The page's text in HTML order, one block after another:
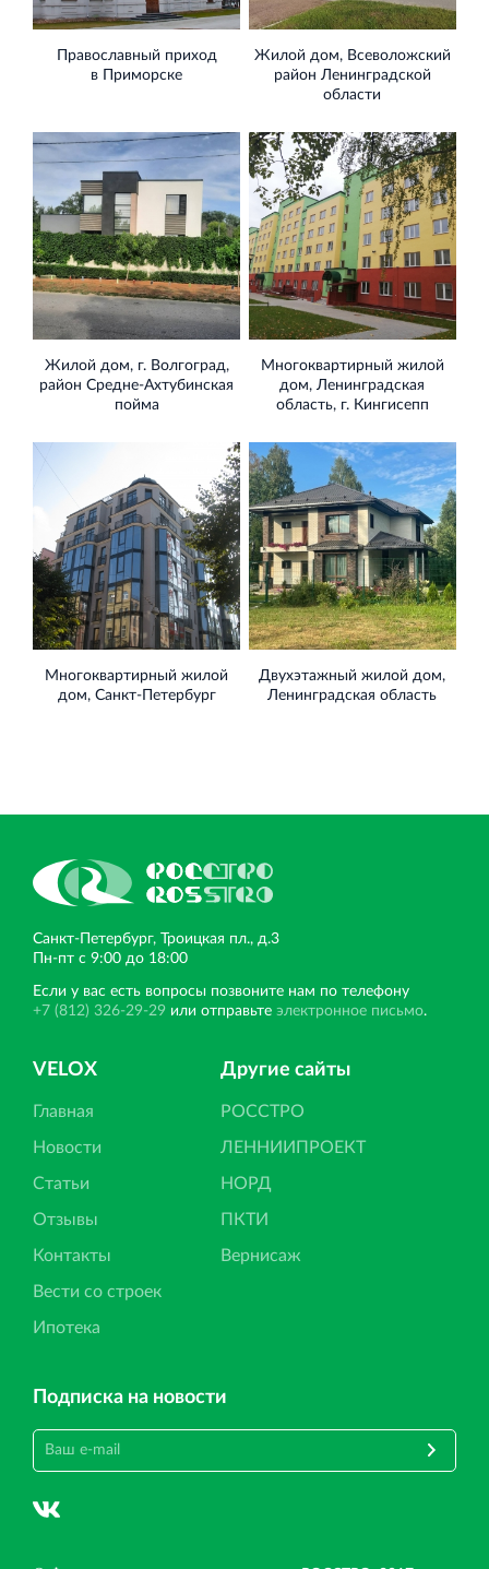
Православный приход
в Приморске
Жилой дом, Всеволожский
район Ленинградской
области
Жилой дом, г. Волгоград,
район Средне-Ахтубинская
пойма
Многоквартирный жилой
дом, Ленинградская
область, г. Кингисепп
Многоквартирный жилой
дом, Санкт‐Петербург
Двухэтажный жилой дом,
Ленинградская область
Санкт‐Петербург, Троицкая пл., д.3
Пн‐пт с 9:00 до 18:00
Если у вас есть вопросы позвоните нам по телефону
+7 (812) 326-29-29 или отправьте электронное письмо.
VELOX
Главная
Новости
Статьи
Отзывы
Контакты
Вести со строек
Ипотека
Другие сайты
РОССТРО
ЛЕННИИПРОЕКТ
НОРД
ПКТИ
Вернисаж
Подписка на новости